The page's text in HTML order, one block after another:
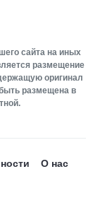
сайта на иных
размещение
оригинал
размещена в
О нас